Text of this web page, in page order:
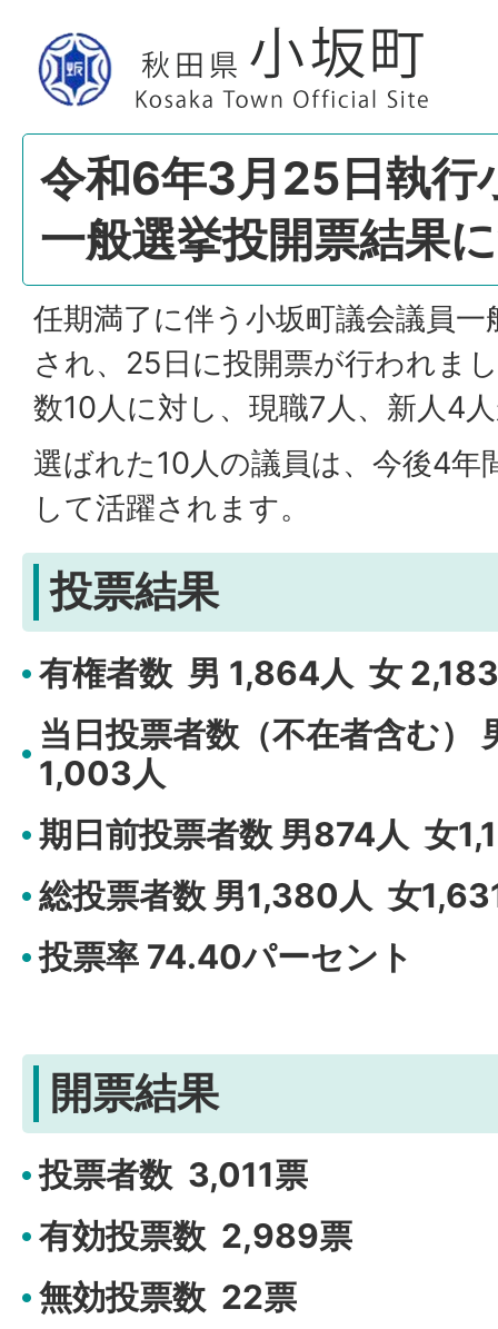
令和6年3月25日執行
一般選挙投開票結果
任期満了に伴う小坂町議会議員
され、25日に投開票が行われま
数10人に対し、現職7人、新人4
選ばれた10人の議員は、今後4年
して活躍されます。
投票結果
有権者数 男 1,864人 女
当日投票者数（不在者含む
1,003人
期日前投票者数 男874人 女
総投票者数 男1,380人 女
投票率 74.40パーセント
開票結果
投票者数 3,011票
有効投票数 2,989票
無効投票数 22票